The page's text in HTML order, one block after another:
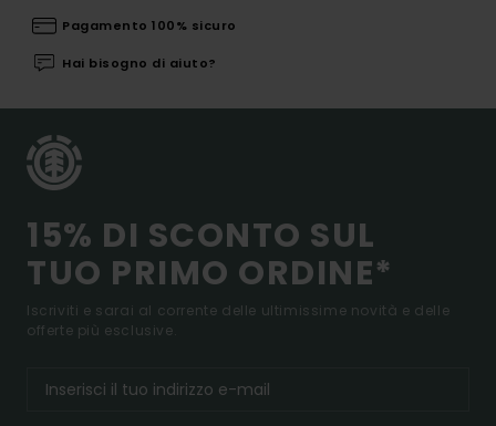
Pagamento 100% sicuro
Hai bisogno di aiuto?
15% DI SCONTO SUL
TUO PRIMO ORDINE*
Iscriviti e sarai al corrente delle ultimissime novità e delle
offerte più esclusive.